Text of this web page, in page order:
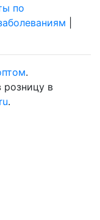
по
.
розницу в
.